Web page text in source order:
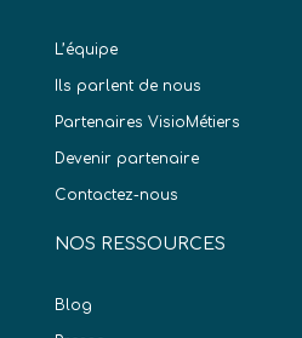
L’équipe
Ils parlent de nous
Partenaires VisioMétiers
Devenir partenaire
Contactez-nous
NOS RESSOURCES
Blog